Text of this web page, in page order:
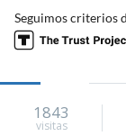
Seguimos criterios
1843
visitas